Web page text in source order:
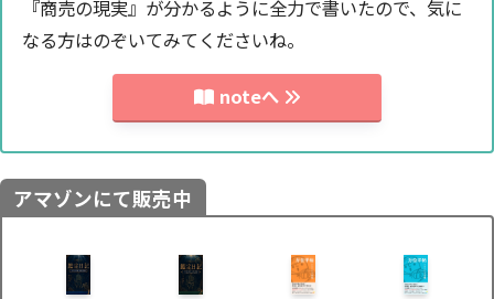
『商売の現実』が分かるように全力で書いたので、気に
なる方はのぞいてみてくださいね。
noteへ
アマゾンにて販売中